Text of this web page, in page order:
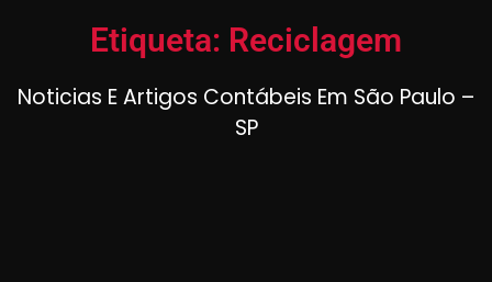
Etiqueta: Reciclagem
Noticias E Artigos Contábeis Em São Paulo –
SP